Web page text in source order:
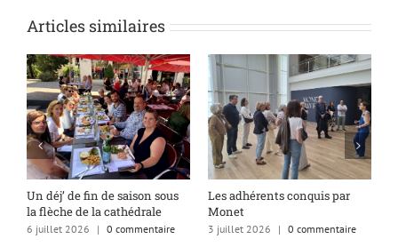
Articles similaires
Un déj’ de fin de saison sous
la flèche de la cathédrale
6 juillet 2026 | 0 commentaire
Les adhérents conquis par
Monet
3 juillet 2026 | 0 commentaire